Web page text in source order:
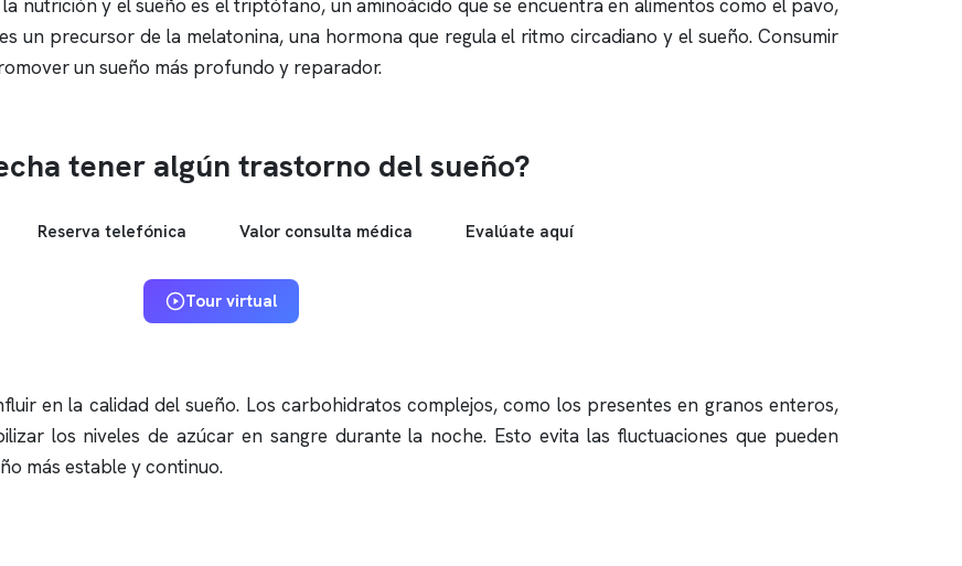
nutrición y el sueño es el triptófano, un aminoácido que se encuentra en alimentos como el pavo,
un precursor de la melatonina, una hormona que regula el ritmo circadiano y el sueño. Consumir
un sueño más profundo y reparador.
tener algún trastorno del sueño?
Reserva telefónica Valor consulta médica Evalúate aquí
Tour virtual
en la calidad del sueño. Los carbohidratos complejos, como los presentes en granos enteros,
los niveles de azúcar en sangre durante la noche. Esto evita las fluctuaciones que pueden
más estable y continuo.